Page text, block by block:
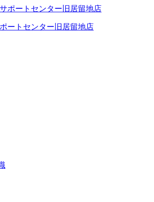
ートセンター旧居留地店